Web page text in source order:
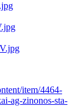
item/4464-
ag-zinonos-sta-